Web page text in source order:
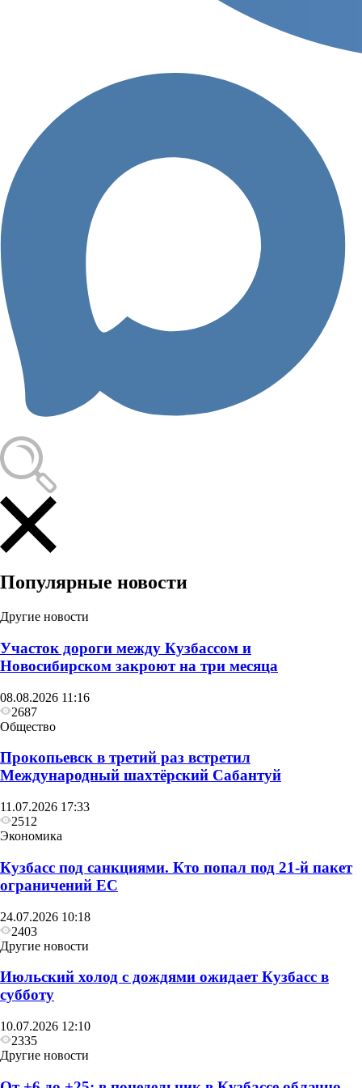
Другие новости
В воскресенье в Кузбассе сначала похолодает до
+6, а затем потеплеет до +27
Популярные новости
Другие новости
Участок дороги между Кузбассом и
Новосибирском закроют на три месяца
08.08.2026 11:16
2687
Общество
Прокопьевск в третий раз встретил
Международный шахтёрский Сабантуй
11.07.2026 17:33
2512
Экономика
Кузбасс под санкциями. Кто попал под 21‑й пакет
ограничений ЕС
24.07.2026 10:18
2403
Другие новости
Июльский холод с дождями ожидает Кузбасс в
субботу
10.07.2026 12:10
2335
Другие новости